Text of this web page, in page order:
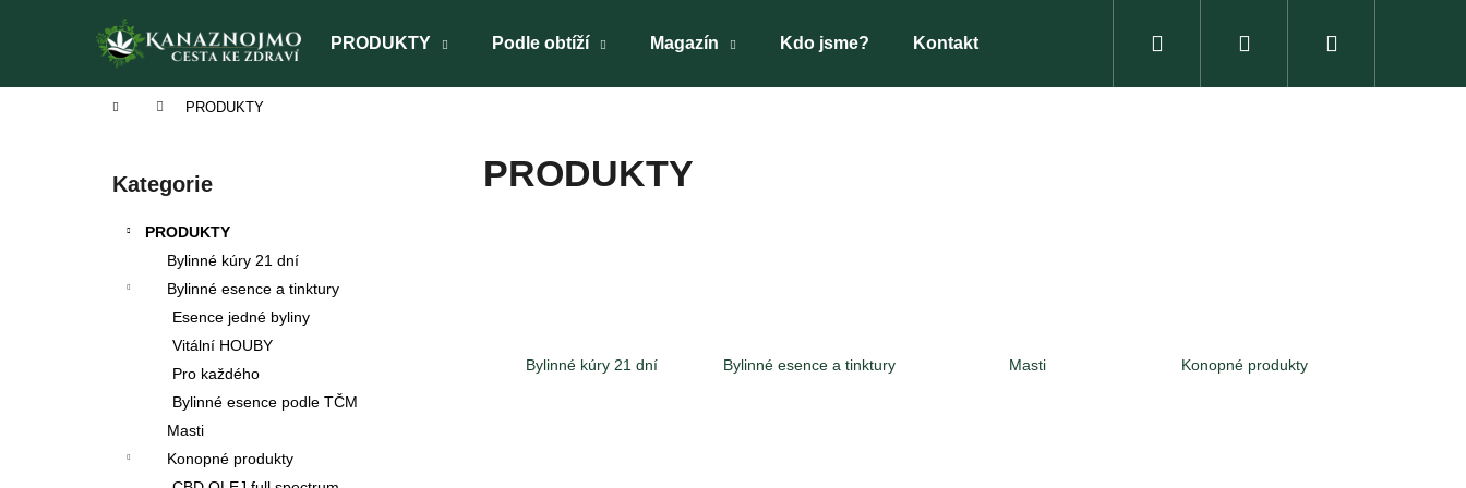
PRODUKTY Podle obtíží Magazín Kdo jsme? Kontakt Přihlášení
Domů PRODUKTY
Přeskočit
kategorie
Kategorie
PRODUKTY
Bylinné kúry 21 dní
Bylinné esence a tinktury
Esence jedné byliny
Vitální HOUBY
Pro každého
Bylinné esence podle TČM
Masti
Konopné produkty
PRODUKTY
Bylinné kúry 21 dní Bylinné esence a tinktury Masti Konopné produkty
Zpět
do
Zpět
do
TAO SHEN LING
BYLINNÁ ESENCE